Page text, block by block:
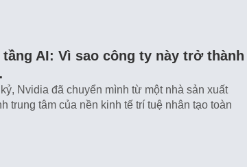
AI: Vì sao công ty này trở thành
Nvidia đã chuyển mình từ một nhà sản xuất
trung tâm của nền kinh tế trí tuệ nhân tạo toàn